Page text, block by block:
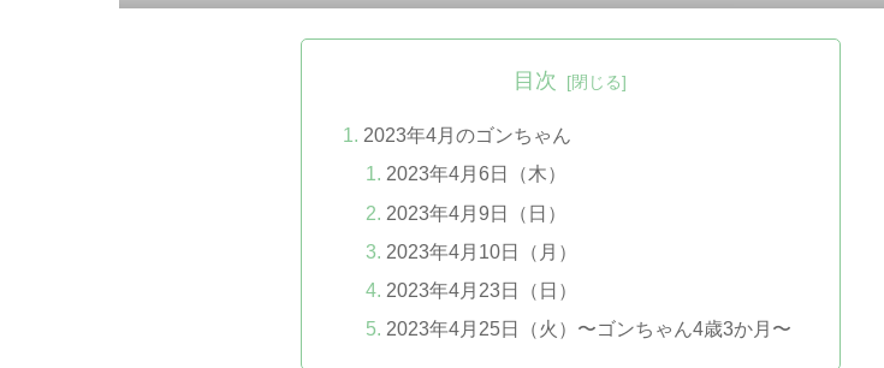
目次
2023年4月のゴンちゃん
2023年4月6日（木）
2023年4月9日（日）
2023年4月10日（月）
2023年4月23日（日）
2023年4月25日（火）〜ゴンちゃん4歳3か月〜